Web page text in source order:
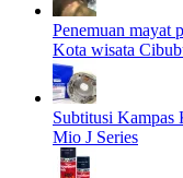
Penemuan mayat
Kota wisata
Subtitusi Kampas
Mio J Series